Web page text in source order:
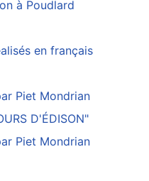
à Poudlard
en français
Piet Mondrian
D'ÉDISON"
Piet Mondrian